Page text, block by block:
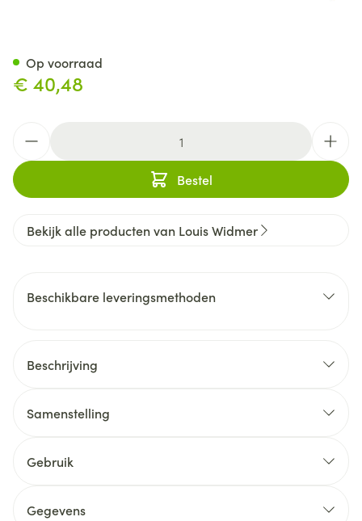
€ 40,48
Bestel
Op voorraad
Bekijk alle producten van Louis Widmer
Beschikbare leveringsmethoden
Beschrijving
Samenstelling
Gebruik
Gegevens